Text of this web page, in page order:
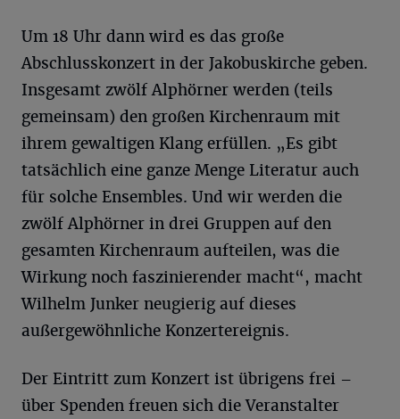
Um 18 Uhr dann wird es das große
Abschlusskonzert in der Jakobuskirche geben.
Insgesamt zwölf Alphörner werden (teils
gemeinsam) den großen Kirchenraum mit
ihrem gewaltigen Klang erfüllen. „Es gibt
tatsächlich eine ganze Menge Literatur auch
für solche Ensembles. Und wir werden die
zwölf Alphörner in drei Gruppen auf den
gesamten Kirchenraum aufteilen, was die
Wirkung noch faszinierender macht“, macht
Wilhelm Junker neugierig auf dieses
außergewöhnliche Konzertereignis.
Der Eintritt zum Konzert ist übrigens frei –
über Spenden freuen sich die Veranstalter